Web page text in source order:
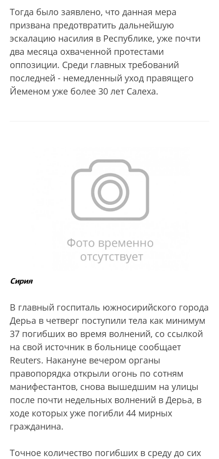
Тогда было заявлено, что данная мера
призвана предотвратить дальнейшую
эскалацию насилия в Республике, уже почти
два месяца охваченной протестами
оппозиции. Среди главных требований
последней - немедленный уход правящего
Йеменом уже более 30 лет Салеха.
Сирия
В главный госпиталь южносирийского города
Дерьа в четверг поступили тела как минимум
37 погибших во время волнений, со ссылкой
на свой источник в больнице сообщает
Reuters. Накануне вечером органы
правопорядка открыли огонь по сотням
манифестантов, снова вышедшим на улицы
после почти недельных волнений в Дерьа, в
ходе которых уже погибли 44 мирных
гражданина.
Точное количество погибших в среду до сих